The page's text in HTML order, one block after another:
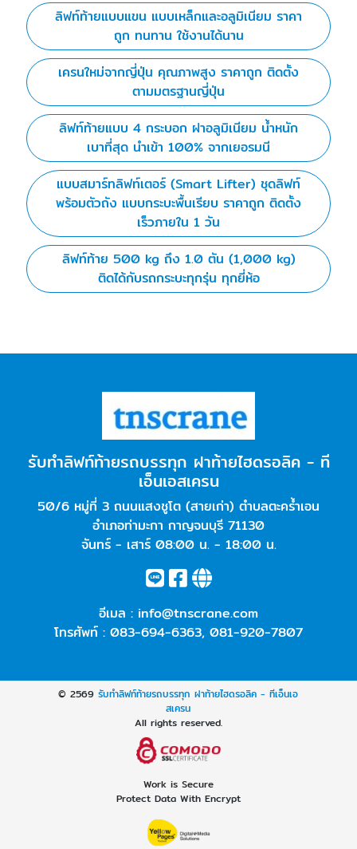
ลิฟท์ท้ายแบบแขน แบบเหล็กและอลูมิเนียม ราคา
ถูก ทนทาน ใช้งานได้นาน
เครนใหม่จากญี่ปุ่น คุณภาพสูง ราคาถูก ติดตั้ง
ตามมตรฐานญี่ปุ่น
ลิฟท์ท้ายแบบ 4 กระบอก ฝาอลูมิเนียม น้ำหนัก
เบาที่สุด นำเข้า 100% จากเยอรมนี
แบบสมาร์ทลิฟท์เตอร์ (Smart Lifter) ชุดลิฟท์
พร้อมตัวถัง แบบกระบะพื้นเรียบ ราคาถูก ติดตั้ง
เร็วภายใน 1 วัน
ลิฟท์ท้าย 500 kg ถึง 1.0 ตัน (1,000 kg)
ติดได้กับรถกระบะทุกรุ่น ทุกยี่ห้อ
รับทำลิฟท์ท้ายรถบรรทุก ฝาท้ายไฮดรอลิค - ที
เอ็นเอสเครน
50/6 หมู่ที่ 3 ถนนแสงชูโต (สายเก่า) ตำบลตะคร้ำเอน
อำเภอท่ามะกา กาญจนบุรี 71130
จันทร์ - เสาร์ 08:00 น. - 18:00 น.
อีเมล : info@tnscrane.com
โทรศัพท์ : 083-694-6363, 081-920-7807
© 2569รับทำลิฟท์ท้ายรถบรรทุก ฝาท้ายไฮดรอลิค - ทีเอ็นเอ
สเครน
All rights reserved.
Work is Secure
Protect Data With Encrypt